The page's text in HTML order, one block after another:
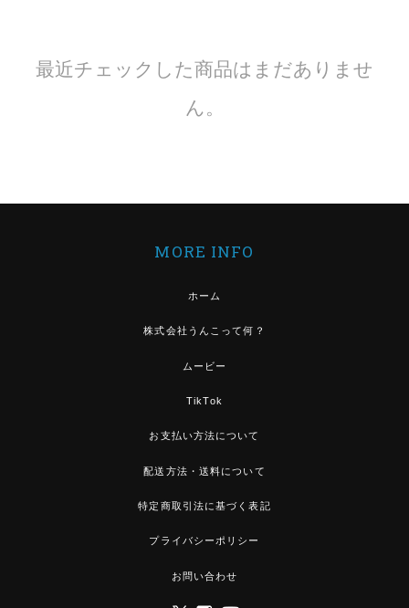
最近チェックした商品はまだありませ
ん。
MORE INFO
ホーム
株式会社うんこって何？
ムービー
TikTok
お支払い方法について
配送方法・送料について
特定商取引法に基づく表記
プライバシーポリシー
お問い合わせ